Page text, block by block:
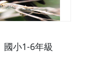
國小1-6年級